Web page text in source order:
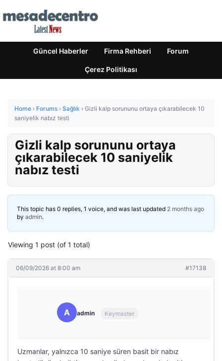
Güncel Haberler Firma Rehberi Forum
Çerez Politikası
Home › Forums › Sağlık › Gizli kalp sorununu ortaya çıkarabilecek 10
saniyelik nabız testi
Gizli kalp sorununu ortaya
çıkarabilecek 10 saniyelik
nabız testi
This topic has 0 replies, 1 voice, and was last updated 2 months ago
by admin.
Viewing 1 post (of 1 total)
06/09/2026 at 8:00 am #17138
A admin Keymaster
Uzmanlar, yalnızca 10 saniye süren basit bir nabız